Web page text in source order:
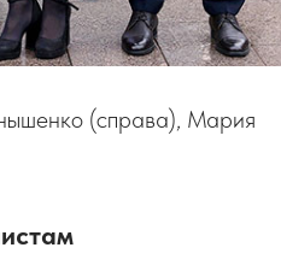
(справа), Мария